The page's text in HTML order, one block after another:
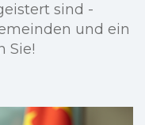
sind -
und ein
Sie!